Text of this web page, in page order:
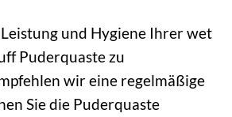
und Hygiene Ihrer wet
Puderquaste zu
wir eine regelmäßige
Sie die Puderquaste